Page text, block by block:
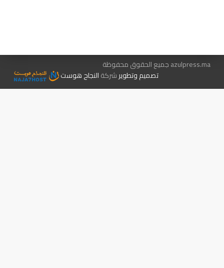
azulpress.ma جميع الحقوق محفوظة
تصميم وتطويرشركةالنجاح هوست